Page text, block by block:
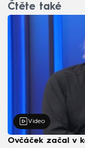
Čtěte také
Video
Ovčáček začal v